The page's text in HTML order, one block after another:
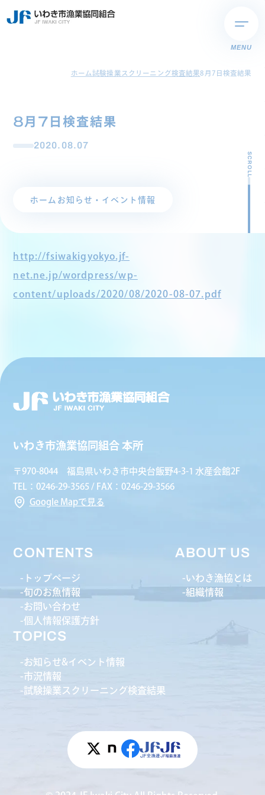
MENU
ホーム試験操業スクリーニング検査結果8月7日検査結果
8月7日検査結果
2020.08.07
ホーム お知らせ・イベント情報
SCROLL
http://fsiwakigyokyo.jf-
net.ne.jp/wordpress/wp-
content/uploads/2020/08/2020-08-07.pdf
いわき市漁業協同組合 本所
〒970-8044 福島県いわき市中央台飯野4-3-1 水産会館2F
TEL：0246-29-3565 / FAX：0246-29-3566
Google Mapで見る
CONTENTS
トップページ
旬のお魚情報
お問い合わせ
個人情報保護方針
ABOUT US
いわき漁協とは
組織情報
TOPICS
お知らせ&イベント情報
市況情報
試験操業スクリーニング検査結果